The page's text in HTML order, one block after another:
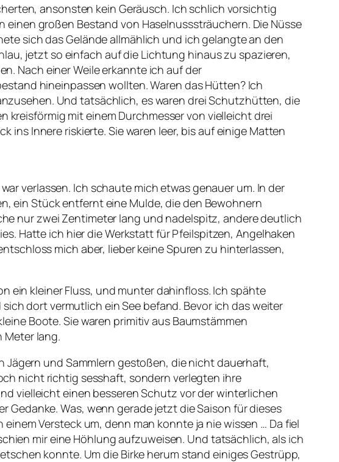
ansonsten kein Geräusch. Ich schlich vorsichtig
großen Bestand von Haselnusssträuchern. Die Nüsse
sich das Gelände allmählich und ich gelangte an den
jetzt so einfach auf die Lichtung hinaus zu spazieren,
Nach einer Weile erkannte ich auf der
hineinpassen wollten. Waren das Hütten? Ich
Und tatsächlich, es waren drei Schutzhütten, die
kreisförmig mit einem Durchmesser von vielleicht drei
Innere riskierte. Sie waren leer, bis auf einige Matten
verlassen. Ich schaute mich etwas genauer um. In der
ein Stück entfernt eine Mulde, die den Bewohnern
nur zwei Zentimeter lang und nadelspitz, andere deutlich
Hatte ich hier die Werkstatt für Pfeilspitzen, Angelhaken
mich aber, lieber keine Spuren zu hinterlassen,
ein kleiner Fluss, und munter dahinfloss. Ich spähte
dort vermutlich ein See befand. Bevor ich das weiter
Boote. Sie waren primitiv aus Baumstämmen
lang.
Jägern und Sammlern gestoßen, die nicht dauerhaft,
nicht richtig sesshaft, sondern verlegten ihre
vielleicht einen besseren Schutz vor der winterlichen
Gedanke. Was, wenn gerade jetzt die Saison für dieses
Versteck um, denn man konnte ja nie wissen … Da fiel
mir eine Höhlung aufzuweisen. Und tatsächlich, als ich
konnte. Um die Birke herum stand einiges Gestrüpp,